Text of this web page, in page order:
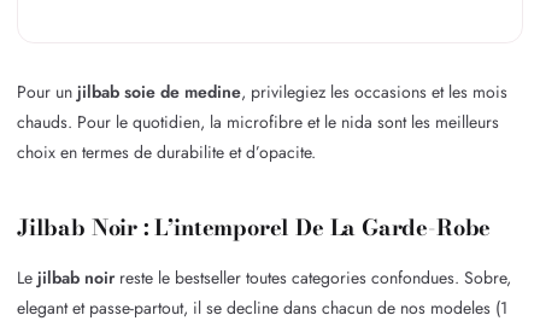
Pour un jilbab soie de medine, privilegiez les occasions et les mois
chauds. Pour le quotidien, la microfibre et le nida sont les meilleurs
choix en termes de durabilite et d’opacite.
Jilbab Noir : L’intemporel De La Garde-Robe
Le jilbab noir reste le bestseller toutes categories confondues. Sobre,
elegant et passe-partout, il se decline dans chacun de nos modeles (1